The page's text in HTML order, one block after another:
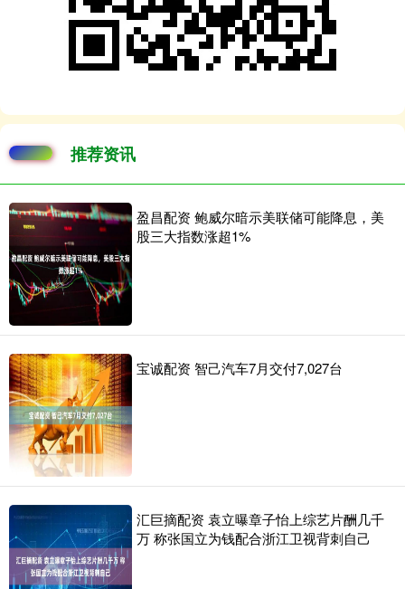
推荐资讯
盈昌配资 鲍威尔暗示美联储可能降息，美
股三大指数涨超1%
宝诚配资 智己汽车7月交付7,027台
汇巨摘配资 袁立曝章子怡上综艺片酬几千
万 称张国立为钱配合浙江卫视背刺自己